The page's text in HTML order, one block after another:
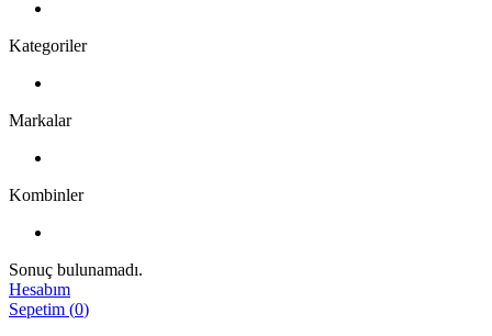
Kategoriler
Markalar
Kombinler
Sonuç bulunamadı.
Hesabım
Sepetim (0)